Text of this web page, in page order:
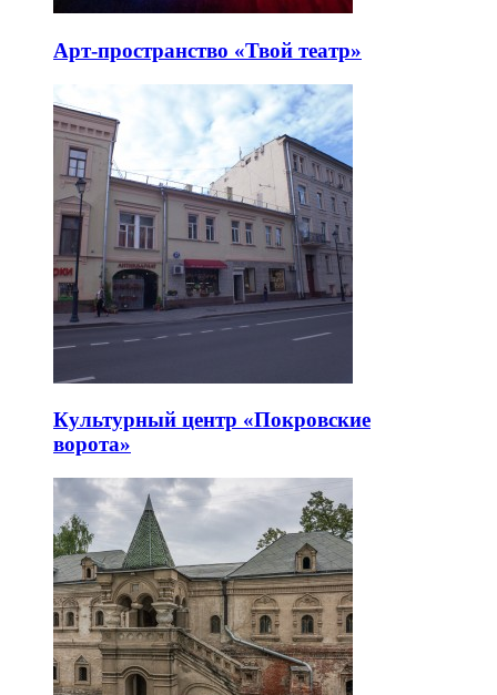
Арт-пространство «Твой театр»
Культурный центр «Покровские
ворота»